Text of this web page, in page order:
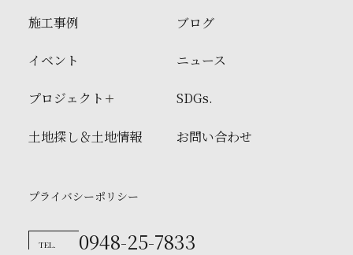
施工事例
イベント
プロジェクト
土地探し＆土地情報
ブログ
ニュース
SDGs.
お問い合わせ
プライバシーポリシー
TEL. 0948-25-7833